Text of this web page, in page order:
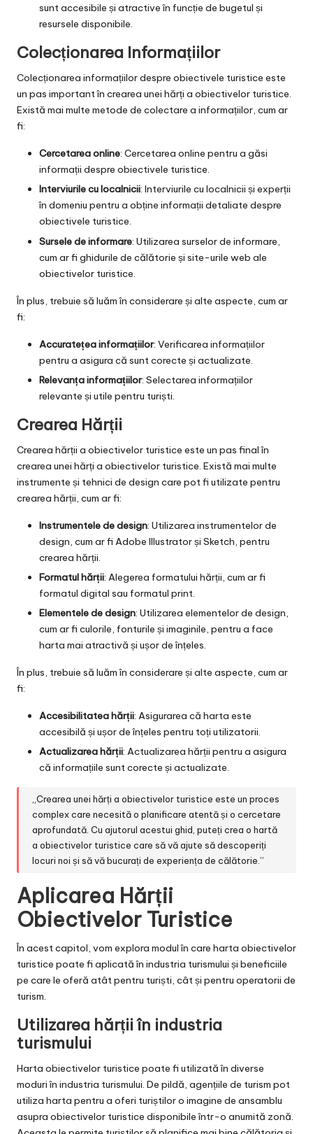
sunt accesibile și atractive în funcție de bugetul și
resursele disponibile.
Colecționarea Informațiilor
Colecționarea informațiilor despre obiectivele turistice este
un pas important în crearea unei hărți a obiectivelor turistice.
Există mai multe metode de colectare a informațiilor, cum ar
fi:
Cercetarea online: Cercetarea online pentru a găsi
informații despre obiectivele turistice.
Interviurile cu localnicii: Interviurile cu localnicii și experții
în domeniu pentru a obține informații detaliate despre
obiectivele turistice.
Sursele de informare: Utilizarea surselor de informare,
cum ar fi ghidurile de călătorie și site-urile web ale
obiectivelor turistice.
În plus, trebuie să luăm în considerare și alte aspecte, cum ar
fi:
Accuratețea informațiilor: Verificarea informațiilor
pentru a asigura că sunt corecte și actualizate.
Relevanța informațiilor: Selectarea informațiilor
relevante și utile pentru turiști.
Crearea Hărții
Crearea hărții a obiectivelor turistice este un pas final în
crearea unei hărți a obiectivelor turistice. Există mai multe
instrumente și tehnici de design care pot fi utilizate pentru
crearea hărții, cum ar fi:
Instrumentele de design: Utilizarea instrumentelor de
design, cum ar fi Adobe Illustrator și Sketch, pentru
crearea hărții.
Formatul hărții: Alegerea formatului hărții, cum ar fi
formatul digital sau formatul print.
Elementele de design: Utilizarea elementelor de design,
cum ar fi culorile, fonturile și imaginile, pentru a face
harta mai atractivă și ușor de înțeles.
În plus, trebuie să luăm în considerare și alte aspecte, cum ar
fi:
Accesibilitatea hărții: Asigurarea că harta este
accesibilă și ușor de înțeles pentru toți utilizatorii.
Actualizarea hărții: Actualizarea hărții pentru a asigura
că informațiile sunt corecte și actualizate.
„Crearea unei hărți a obiectivelor turistice este un proces
complex care necesită o planificare atentă și o cercetare
aprofundată. Cu ajutorul acestui ghid, puteți crea o hartă
a obiectivelor turistice care să vă ajute să descoperiți
locuri noi și să vă bucurați de experiența de călătorie.”
Aplicarea Hărții
Obiectivelor Turistice
În acest capitol, vom explora modul în care harta obiectivelor
turistice poate fi aplicată în industria turismului și beneficiile
pe care le oferă atât pentru turiști, cât și pentru operatorii de
turism.
Utilizarea hărții în industria
turismului
Harta obiectivelor turistice poate fi utilizată în diverse
moduri în industria turismului. De pildă, agențiile de turism pot
utiliza harta pentru a oferi turiștilor o imagine de ansamblu
asupra obiectivelor turistice disponibile într-o anumită zonă.